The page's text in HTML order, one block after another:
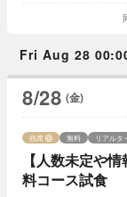
Fri Aug 28
8/28 (金)
【人数未定や
料コース試食
残席 無料 リアルタ